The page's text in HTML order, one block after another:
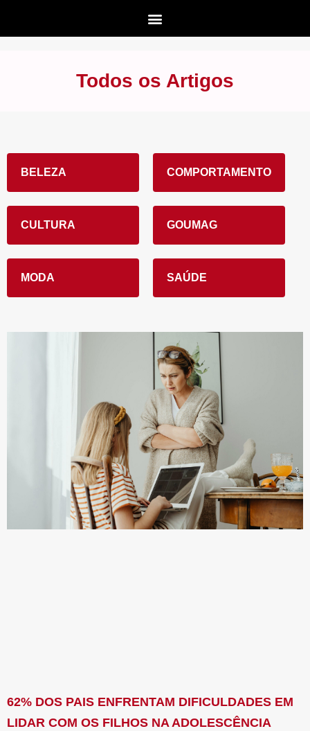
Todos os Artigos
BELEZA COMPORTAMENTO
CULTURA GOUMAG
MODA SAÚDE
62% DOS PAIS ENFRENTAM DIFICULDADES EM
LIDAR COM OS FILHOS NA ADOLESCÊNCIA